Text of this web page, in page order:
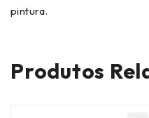
pintura.
Produtos